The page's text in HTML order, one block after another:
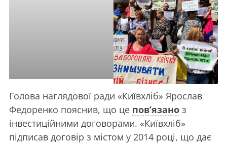
Голова наглядової ради «Київхліб» Ярослав
Федоренко пояснив, що це пов’язано з
інвестиційними договорами. «Київхліб»
підписав договір з містом у 2014 році, що дає